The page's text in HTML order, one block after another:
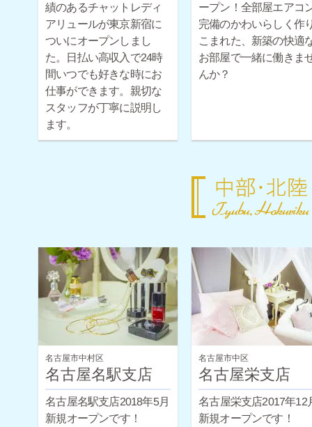
績のあるチャットレディ
アリュールが東京新宿に
ついにオープンしまし
た。日払い高収入で24時
間いつでも好きな時にお
仕事ができます。親切な
スタッフが丁寧に説明し
ます。
ープン！全部屋エアコ
完備のかわいらしく作
こまれた、新築の快適
お部屋で一緒に働きま
んか？
名古屋市中村区
名古屋名駅支店
名古屋名駅支店2018年5月
新規オープンです！
名古屋市中区
名古屋栄支店
名古屋栄支店2017年12
新規オープンです！